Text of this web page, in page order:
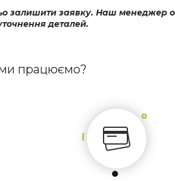
заявку. Наш менеджер
деталей.
працюємо?